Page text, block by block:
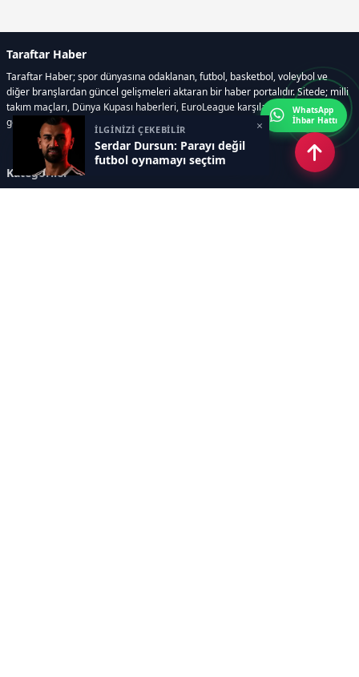
İLGİNİZİ ÇEKEBİLİR
Serdar Dursun: Parayı değil
futbol oynamayı seçtim
×
Taraftar Haber
Taraftar Haber; spor dünyasına odaklanan, futbol, basketbol, voleybol ve
diğer branşlardan güncel gelişmeleri aktaran bir haber portalıdır. Sitede; milli
takım maçları, Dünya Kupası haberleri, EuroLeague karşılaşmaları, transfer
gelişmeleri, sporcuların biyografileri, anketler yer almaktadır.
Kategoriler
WhatsApp
İhbar Hattı